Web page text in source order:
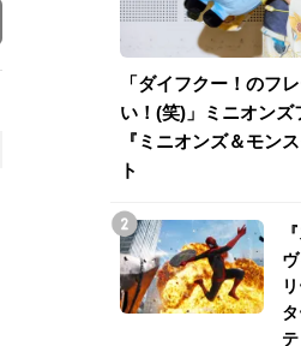
「ダイフクー！のフ
い！(笑)」ミニオン
『ミニオンズ＆モン
ト